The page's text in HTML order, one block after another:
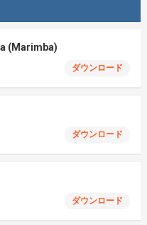
(Marimba)
ダウンロード
ダウンロード
ダウンロード